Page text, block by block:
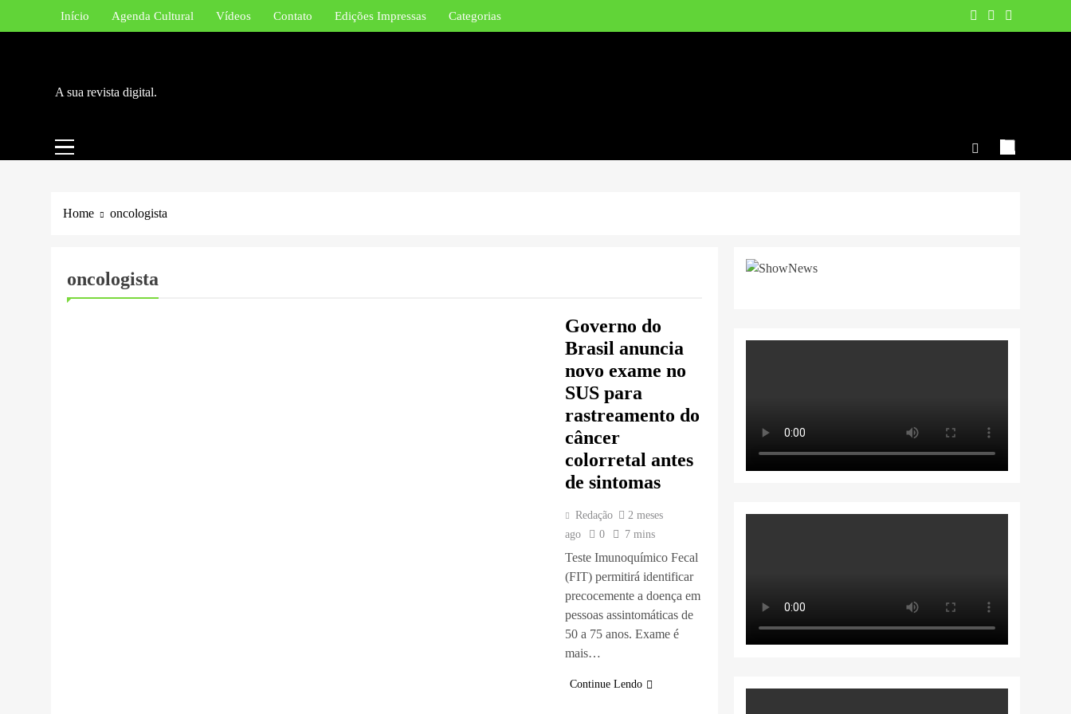
Início Agenda Cultural Vídeos Contato Edições Impressas Categorias
A sua revista digital.
Home oncologista
oncologista
Governo do
Brasil anuncia
novo exame no
SUS para
rastreamento do
câncer
colorretal antes
de sintomas
Redação
2 meses
ago
0 7 mins
Teste Imunoquímico Fecal
(FIT) permitirá identificar
precocemente a doença em
pessoas assintomáticas de
50 a 75 anos. Exame é
mais…
Continue Lendo